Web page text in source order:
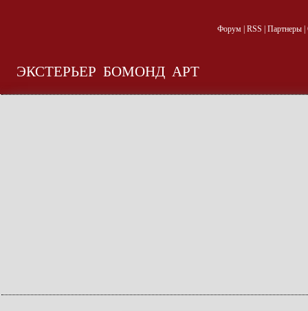
Форум| RSS Партнеры|
ЭКСТЕРЬЕР БОМОНД АРТ